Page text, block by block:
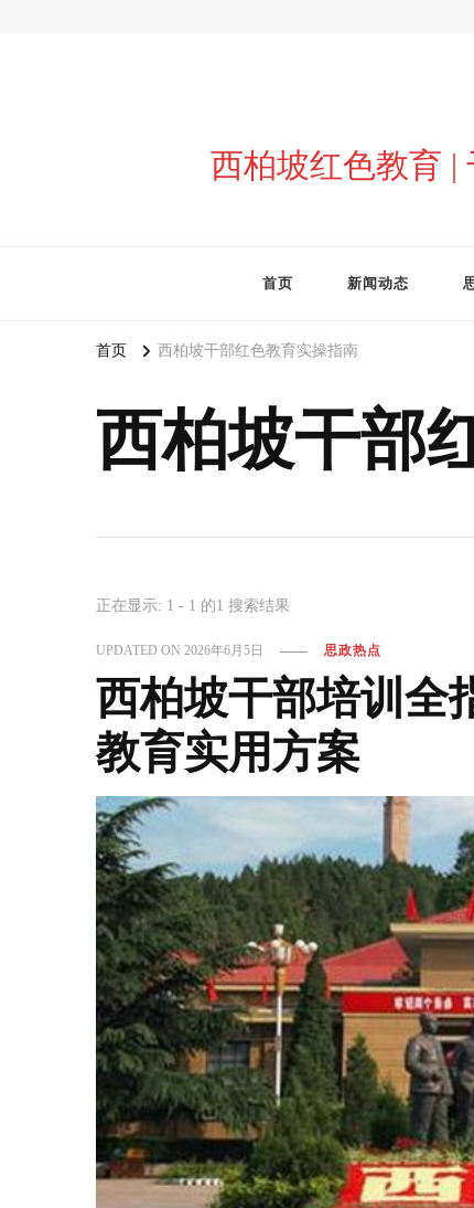
西柏坡红色教育 |
首页 新闻动态
首页 西柏坡干部红色教育实操指南
西柏坡干部
正在显示: 1 - 1 的1 搜索结果
UPDATED ON2026年6月5日 思政热点
西柏坡干部培训全
教育实用方案